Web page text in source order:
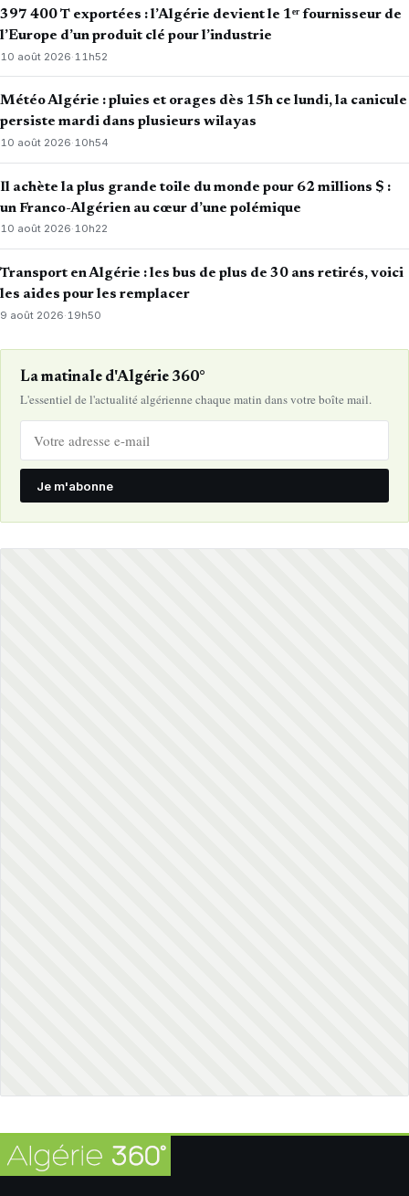
397 400 T exportées : l’Algérie devient le 1ᵉʳ fournisseur de
l’Europe d’un produit clé pour l’industrie
10 août 2026· 11h52
Météo Algérie : pluies et orages dès 15h ce lundi, la canicule
persiste mardi dans plusieurs wilayas
10 août 2026·10h54
Il achète la plus grande toile du monde pour 62 millions $ :
un Franco-Algérien au cœur d’une polémique
10 août 2026·10h22
Transport en Algérie : les bus de plus de 30 ans retirés, voici
les aides pour les remplacer
9 août 2026· 19h50
La matinale d'Algérie 360°
L'essentiel de l'actualité algérienne chaque matin dans votre boîte mail.
Je m'abonne